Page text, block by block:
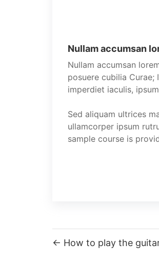
Nullam accumsan
Nullam accumsan
posuere cubilia
imperdiet iaculis,
Sed aliquam ultrices
ullamcorper ipsum
sample course is
How to play the